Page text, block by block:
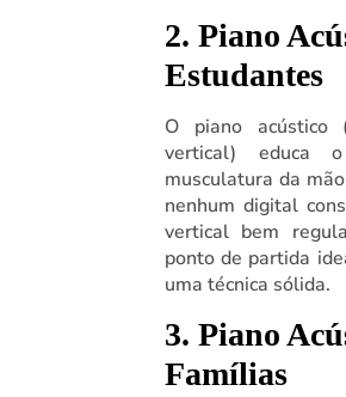
2. Piano
Estudantes
O piano acústico
vertical) educa
musculatura da
nenhum digital
vertical bem
ponto de partida
uma técnica sólida.
3. Piano
Famílias